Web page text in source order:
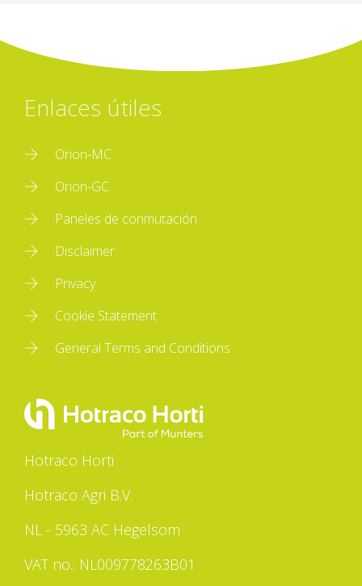
Enlaces útiles
Orion-MC
Orion-GC
Paneles de conmutación
Disclaimer
Privacy
Cookie Statement
General Terms and Conditions
Hotraco Horti
Hotraco Agri B.V.
NL - 5963 AC Hegelsom
VAT no.: NL009778263B01